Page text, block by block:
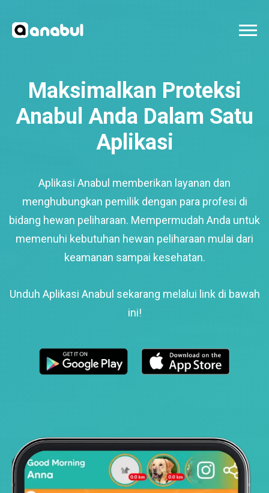
Maksimalkan Proteksi
Anabul Anda Dalam Satu
Aplikasi
Aplikasi Anabul memberikan layanan dan
menghubungkan pemilik dengan para profesi di
bidang hewan peliharaan. Mempermudah Anda untuk
memenuhi kebutuhan hewan peliharaan mulai dari
keamanan sampai kesehatan.
Unduh Aplikasi Anabul sekarang melalui link di bawah
ini!